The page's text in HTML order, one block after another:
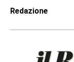
Redazione